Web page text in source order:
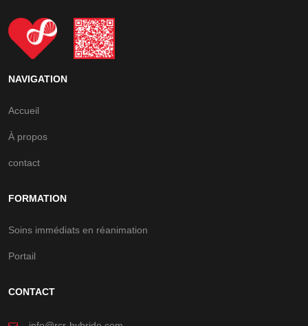
NAVIGATION
Accueil
À propos
contact
FORMATION
Soins immédiats en réanimation
Portail
CONTACT